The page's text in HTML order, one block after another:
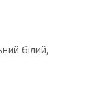
білий,